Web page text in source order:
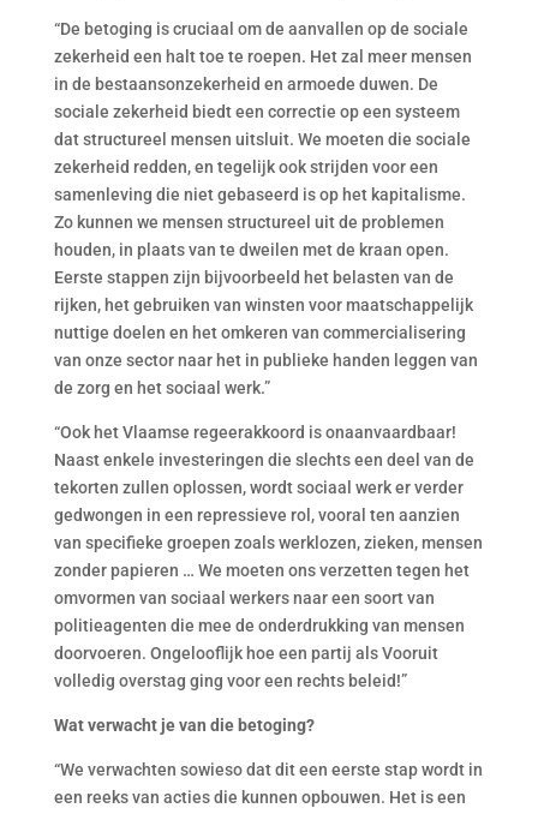
“De betoging is cruciaal om de aanvallen op de sociale
zekerheid een halt toe te roepen. Het zal meer mensen
in de bestaansonzekerheid en armoede duwen. De
sociale zekerheid biedt een correctie op een systeem
dat structureel mensen uitsluit. We moeten die sociale
zekerheid redden, en tegelijk ook strijden voor een
samenleving die niet gebaseerd is op het kapitalisme.
Zo kunnen we mensen structureel uit de problemen
houden, in plaats van te dweilen met de kraan open.
Eerste stappen zijn bijvoorbeeld het belasten van de
rijken, het gebruiken van winsten voor maatschappelijk
nuttige doelen en het omkeren van commercialisering
van onze sector naar het in publieke handen leggen van
de zorg en het sociaal werk.”
“Ook het Vlaamse regeerakkoord is onaanvaardbaar!
Naast enkele investeringen die slechts een deel van de
tekorten zullen oplossen, wordt sociaal werk er verder
gedwongen in een repressieve rol, vooral ten aanzien
van specifieke groepen zoals werklozen, zieken, mensen
zonder papieren … We moeten ons verzetten tegen het
omvormen van sociaal werkers naar een soort van
politieagenten die mee de onderdrukking van mensen
doorvoeren. Ongelooflijk hoe een partij als Vooruit
volledig overstag ging voor een rechts beleid!”
Wat verwacht je van die betoging?
“We verwachten sowieso dat dit een eerste stap wordt in
een reeks van acties die kunnen opbouwen. Het is een